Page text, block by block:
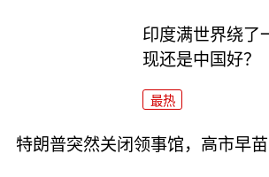
印度满世界绕了
现还是中国好？
最热
特朗普突然关闭领事馆，高市早